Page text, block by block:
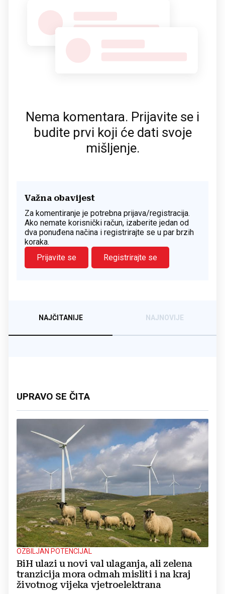
Nema komentara. Prijavite se i
budite prvi koji će dati svoje
mišljenje.
Važna obavijest
Za komentiranje je potrebna prijava/registracija.
Ako nemate korisnički račun, izaberite jedan od
dva ponuđena načina i registrirajte se u par brzih
koraka.
Prijavite se
Registrirajte se
NAJČITANIJE NAJNOVIJE
UPRAVO SE ČITA
OZBILJAN POTENCIJAL
BiH ulazi u novi val ulaganja, ali zelena
tranzicija mora odmah misliti i na kraj
životnog vijeka vjetroelektrana